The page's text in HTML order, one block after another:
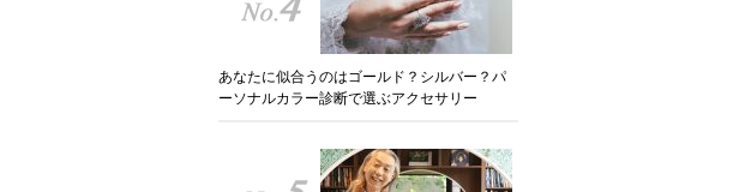
あなたに似合うのはゴールド？シルバー？パ
ーソナルカラー診断で選ぶアクセサリー